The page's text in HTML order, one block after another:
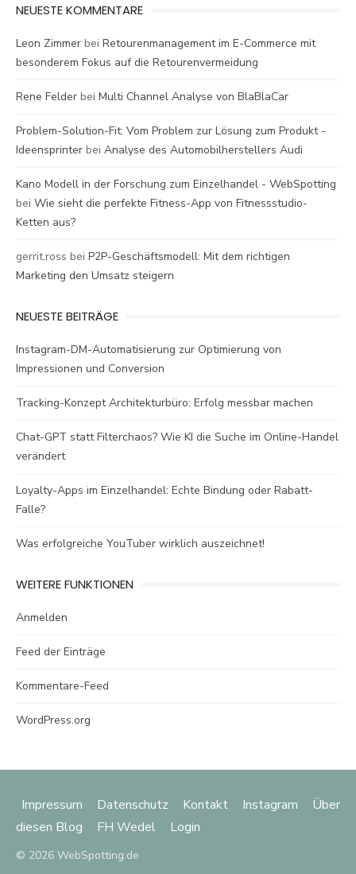
NEUESTE KOMMENTARE
Leon Zimmer bei Retourenmanagement im E-Commerce mit
besonderem Fokus auf die Retourenvermeidung
Rene Felder bei Multi Channel Analyse von BlaBlaCar
Problem-Solution-Fit: Vom Problem zur Lösung zum Produkt -
Ideensprinter bei Analyse des Automobilherstellers Audi
Kano Modell in der Forschung zum Einzelhandel - WebSpotting
bei Wie sieht die perfekte Fitness-App von Fitnessstudio-
Ketten aus?
gerrit.ross bei P2P-Geschäftsmodell: Mit dem richtigen
Marketing den Umsatz steigern
NEUESTE BEITRÄGE
Instagram-DM-Automatisierung zur Optimierung von
Impressionen und Conversion
Tracking-Konzept Architekturbüro: Erfolg messbar machen
Chat-GPT statt Filterchaos? Wie KI die Suche im Online-Handel
verändert
Loyalty-Apps im Einzelhandel: Echte Bindung oder Rabatt-
Falle?
Was erfolgreiche YouTuber wirklich auszeichnet!
WEITERE FUNKTIONEN
Anmelden
Feed der Einträge
Kommentare-Feed
WordPress.org
Impressum Datenschutz Kontakt Instagram
Über
diesen Blog
FH Wedel Login
© 2026 WebSpotting.de